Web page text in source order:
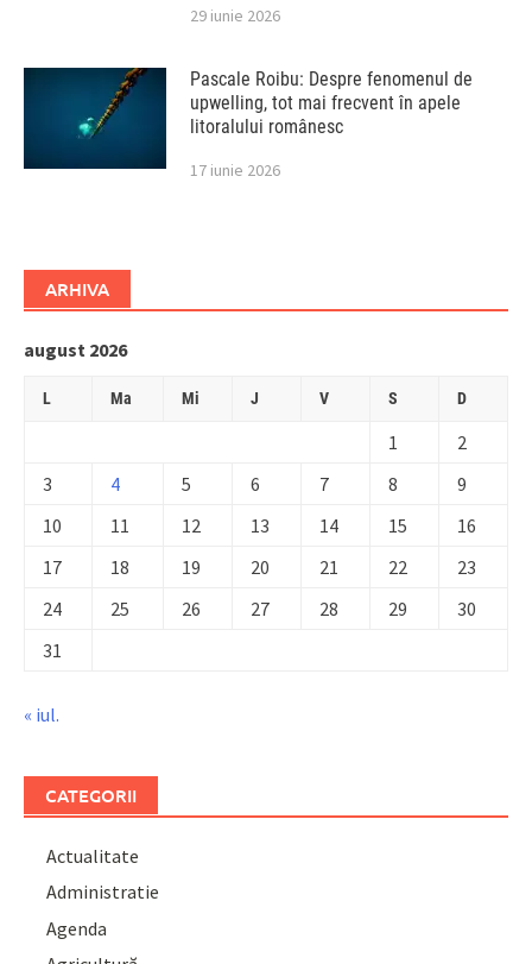
29 iunie 2026
Pascale Roibu: Despre fenomenul de
upwelling, tot mai frecvent în apele
litoralului românesc
17 iunie 2026
ARHIVA
august 2026
L Ma Mi J V S D
1
2
3
4 5 6 7 8
9
10
11 12 13 14 15
16
17
18 19 20 21 22
23
24
25 26 27 28 29
30
31
« iul.
CATEGORII
Actualitate
Administratie
Agenda